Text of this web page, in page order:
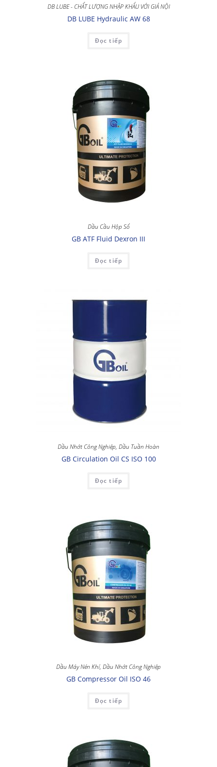
DB LUBE - CHẤT LƯỢNG NHẬP KHẨU VỚI GIÁ NỘI
DB LUBE Hydraulic AW 68
Đọc tiếp
Dầu Cầu Hộp Số
GB ATF Fluid Dexron III
Đọc tiếp
Dầu Nhớt Công Nghiệp, Dầu Tuần Hoàn
GB Circulation Oil CS ISO 100
Đọc tiếp
Dầu Máy Nén Khí, Dầu Nhớt Công Nghiệp
GB Compressor Oil ISO 46
Đọc tiếp